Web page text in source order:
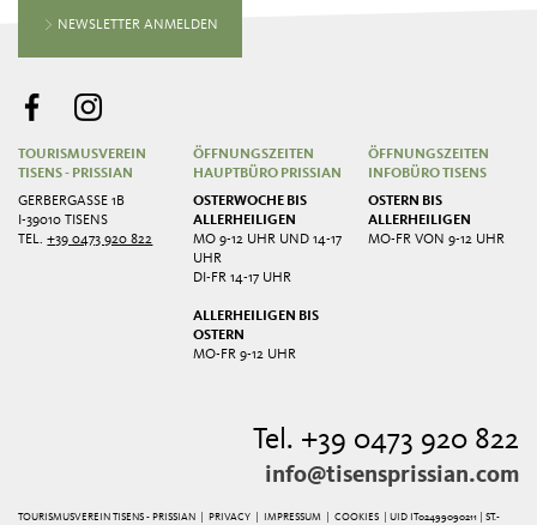
NEWSLETTER ANMELDEN
TOURISMUSVEREIN
TISENS - PRISSIAN
GERBERGASSE 1B
I-39010 TISENS
TEL.+39 0473 920 822
ÖFFNUNGSZEITEN
HAUPTBÜRO PRISSIAN
OSTERWOCHE BIS
ALLERHEILIGEN
MO 9-12 UHR UND 14-17
UHR
DI-FR 14-17 UHR
ALLERHEILIGEN BIS
OSTERN
MO-FR 9-12 UHR
ÖFFNUNGSZEITEN
INFOBÜRO TISENS
OSTERN BIS
ALLERHEILIGEN
MO-FR VON 9-12 UHR
Tel. +39 0473 920 822
info@tisensprissian.com
TOURISMUSVEREIN TISENS - PRISSIAN | PRIVACY IMPRESSUM |COOKIES
| UID IT02499090211 | ST.-